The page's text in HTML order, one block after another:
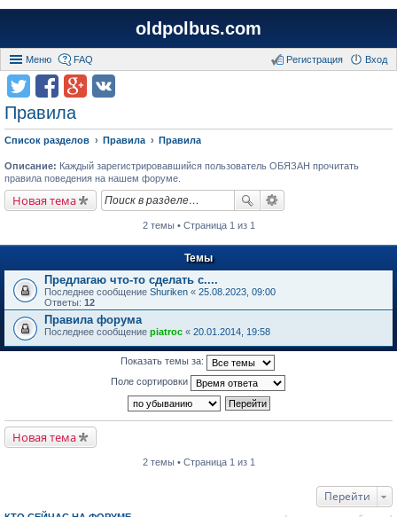
oldpolbus.com
Меню FAQ Вход
Регистрация
Правила
Список разделов Правила Правила
Описание: Каждый зарегистрировавшийся пользователь ОБЯЗАН прочитать
правила поведения на нашем форуме.
Новая тема
2 темы • Страница 1 из 1
Темы
Предлагаю что-то сделать с....
Последнее сообщение Shuriken « 25.08.2023, 09:00
Ответы: 12
Правила форума
Последнее сообщение piatroc « 20.01.2014, 19:58
Показать темы за:
Поле сортировки
Новая тема
2 темы • Страница 1 из 1
Перейти